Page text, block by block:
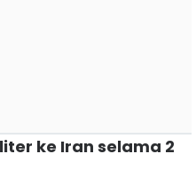
ke Iran selama 2